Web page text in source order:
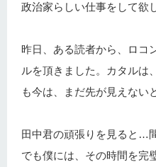
政治家らしい仕事をして欲
昨日、ある読者から、ロコ
ルを頂きました。カタル
も今は、まだ先が見えない
田中君の頑張りを見ると…
でも僕には、その時間を完